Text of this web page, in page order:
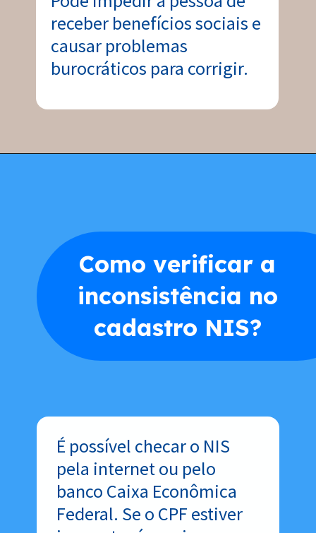
receber benefícios sociais e
causar problemas
burocráticos para corrigir.
É possível checar o NIS
pela internet ou pelo
banco Caixa Econômica
Federal. Se o CPF estiver
Como verificar a
inconsistência no
cadastro NIS?